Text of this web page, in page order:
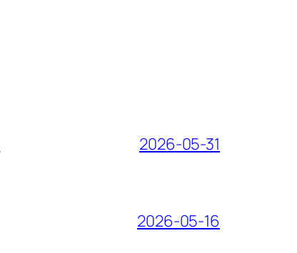
2026-05-31
2026-05-16